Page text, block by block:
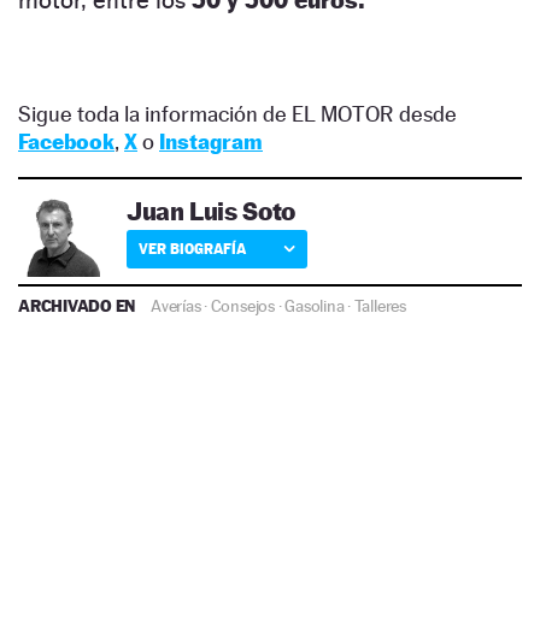
Sigue toda la información de EL MOTOR desde
Facebook, Xo Instagram
Juan Luis Soto
VER BIOGRAFÍA
ARCHIVADO EN Averías·Consejos·Gasolina·Talleres